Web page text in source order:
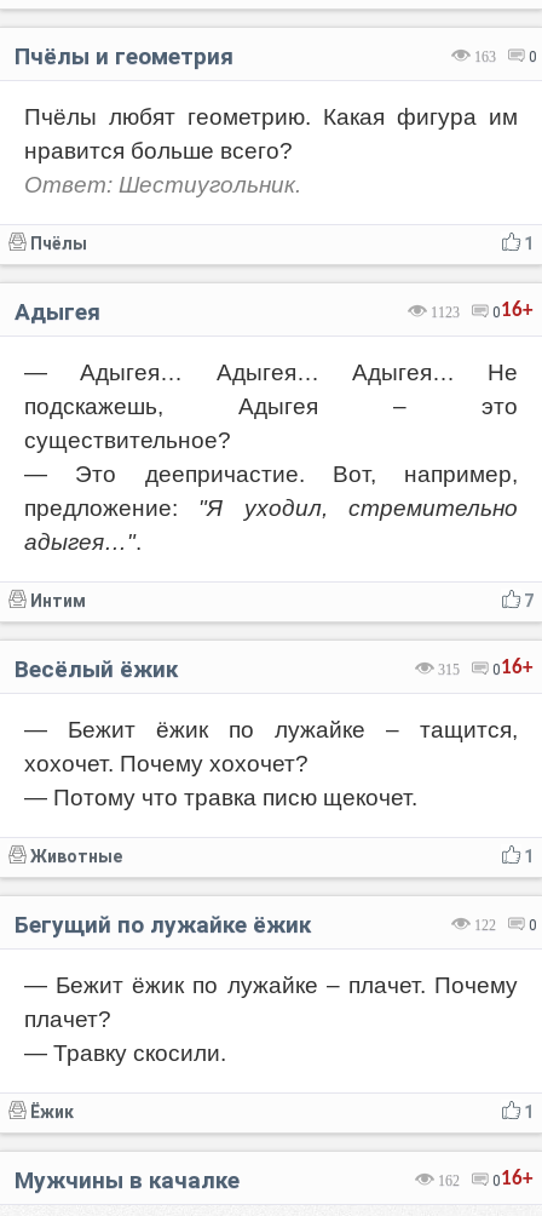
163 0
Пчёлы и геометрия
Пчёлы любят геометрию. Какая фигура им
нравится больше всего?
Ответ: Шестиугольник.
1
Пчёлы
16+
1123 0
Адыгея
— Адыгея… Адыгея… Адыгея… Не
подскажешь, Адыгея – это
существительное?
— Это деепричастие. Вот, например,
предложение: "Я уходил, стремительно
адыгея…".
7
Интим
16+
315 0
Весёлый ёжик
— Бежит ёжик по лужайке – тащится,
хохочет. Почему хохочет?
— Потому что травка писю щекочет.
1
Животные
122 0
Бегущий по лужайке ёжик
— Бежит ёжик по лужайке – плачет. Почему
плачет?
— Травку скосили.
1
Ёжик
16+
162 0
Мужчины в качалке